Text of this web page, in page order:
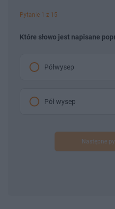
Pytanie 1 z 15
Które słowo jest napisane
Półwysep
Pół wysep
Następne